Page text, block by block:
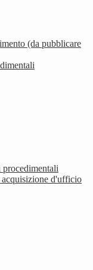
(da pubblicare
d'ufficio